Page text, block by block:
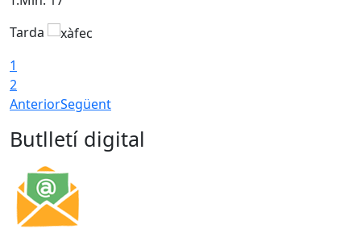
Tarda
1
2
AnteriorSegüent
Butlletí digital